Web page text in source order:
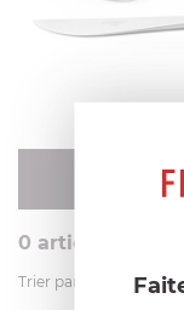
0 article
Trier par